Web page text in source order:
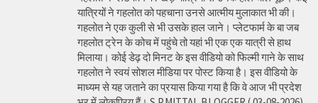
यात्रियों ने गहलोत को पहचाना उनसे आत्मीय मुलाकात भी की।
गहलोत ने एक कुली से भी उसके हाल जाने। प्लेटफार्म के बा जब
गहलोत ट्रेन के कोच में पहुंचे तो यहां भी एक एक यात्री से हाथ
मिलाया। कोई डेढ़ दो मिनट के इस वीडियो को फिल्मी गाने के साथ
गहलोत ने स्वयं सोशल मीडिया पर पोस्ट किया है। इस वीडियो के
माध्यम से यह जताने का प्रयास किया गया है कि वे आज भी प्रदेश